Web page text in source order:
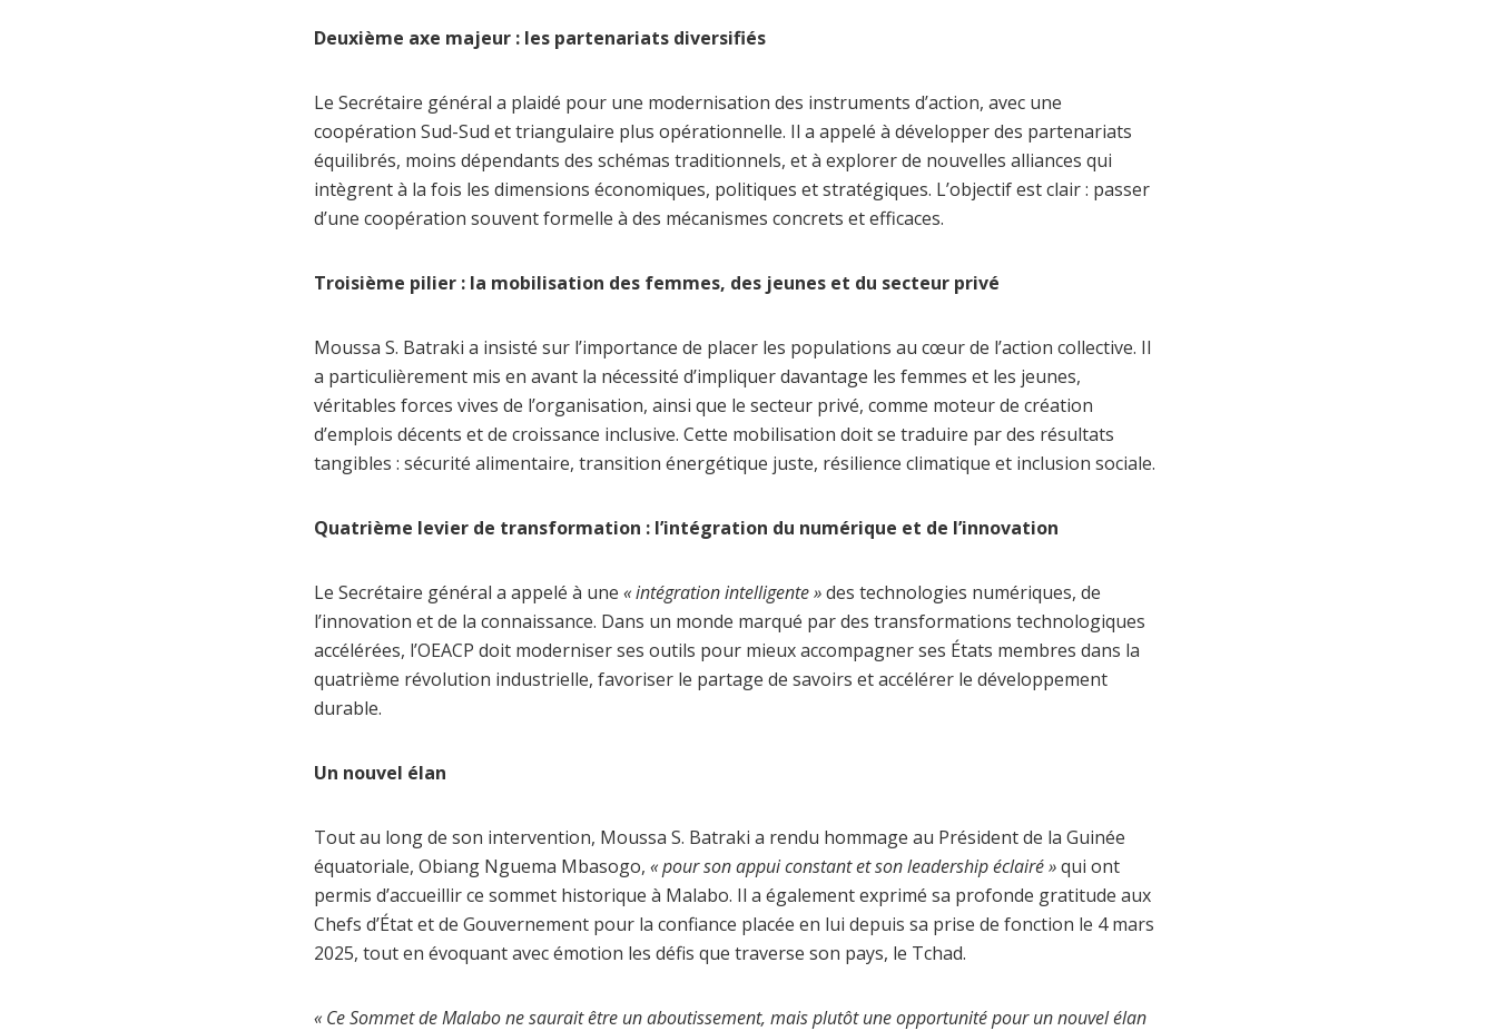
Deuxième axe majeur : les partenariats diversifiés
Le Secrétaire général a plaidé pour une modernisation des instruments d’action, avec une
coopération Sud-Sud et triangulaire plus opérationnelle. Il a appelé à développer des partenariats
équilibrés, moins dépendants des schémas traditionnels, et à explorer de nouvelles alliances qui
intègrent à la fois les dimensions économiques, politiques et stratégiques. L’objectif est clair : passer
d’une coopération souvent formelle à des mécanismes concrets et efficaces.
Troisième pilier : la mobilisation des femmes, des jeunes et du secteur privé
Moussa S. Batraki a insisté sur l’importance de placer les populations au cœur de l’action collective. Il
a particulièrement mis en avant la nécessité d’impliquer davantage les femmes et les jeunes,
véritables forces vives de l’organisation, ainsi que le secteur privé, comme moteur de création
d’emplois décents et de croissance inclusive. Cette mobilisation doit se traduire par des résultats
tangibles : sécurité alimentaire, transition énergétique juste, résilience climatique et inclusion sociale.
Quatrième levier de transformation : l’intégration du numérique et de l’innovation
Le Secrétaire général a appelé à une « intégration intelligente »des technologies numériques, de
l’innovation et de la connaissance. Dans un monde marqué par des transformations technologiques
accélérées, l’OEACP doit moderniser ses outils pour mieux accompagner ses États membres dans la
quatrième révolution industrielle, favoriser le partage de savoirs et accélérer le développement
durable.
Un nouvel élan
Tout au long de son intervention, Moussa S. Batraki a rendu hommage au Président de la Guinée
équatoriale, Obiang Nguema Mbasogo, « pour son appui constant et son leadership éclairé »qui ont
permis d’accueillir ce sommet historique à Malabo. Il a également exprimé sa profonde gratitude aux
Chefs d’État et de Gouvernement pour la confiance placée en lui depuis sa prise de fonction le 4 mars
2025, tout en évoquant avec émotion les défis que traverse son pays, le Tchad.
« Ce Sommet de Malabo ne saurait être un aboutissement, mais plutôt une opportunité pour un nouvel élan